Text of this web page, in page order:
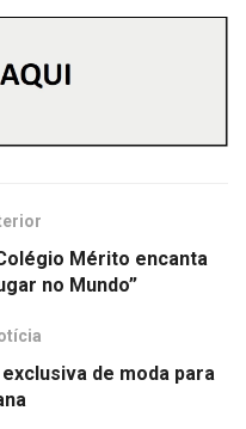
Mérito encanta
no Mundo”
de moda para